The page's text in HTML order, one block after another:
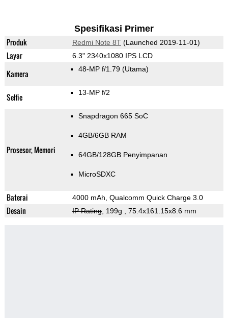
Spesifikasi Primer
Produk Redmi Note 8T(Launched 2019-11-01)
Layar 6.3" 2340x1080 IPS LCD
Kamera 48-MP f/1.79 (Utama)
Selfie 13-MP f/2
Prosesor, Memori
Snapdragon 665 SoC
4GB/6GB RAM
64GB/128GB Penyimpanan
MicroSDXC
Baterai 4000 mAh, Qualcomm Quick Charge 3.0
Desain IP Rating, 199g , 75.4x161.15x8.6 mm